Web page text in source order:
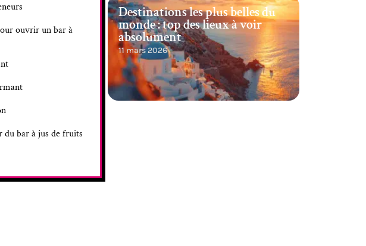
ouvrir un bar à
du bar à jus de fruits
Destinations les plus belles du
monde : top des lieux à voir
absolument
11 mars 2026